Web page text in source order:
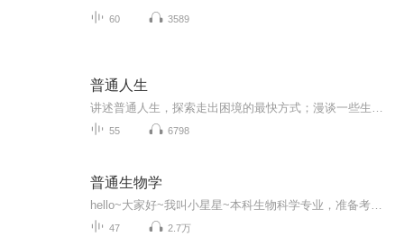
60 3589
普通人生
55 6798
普通生物学
47 2.7万